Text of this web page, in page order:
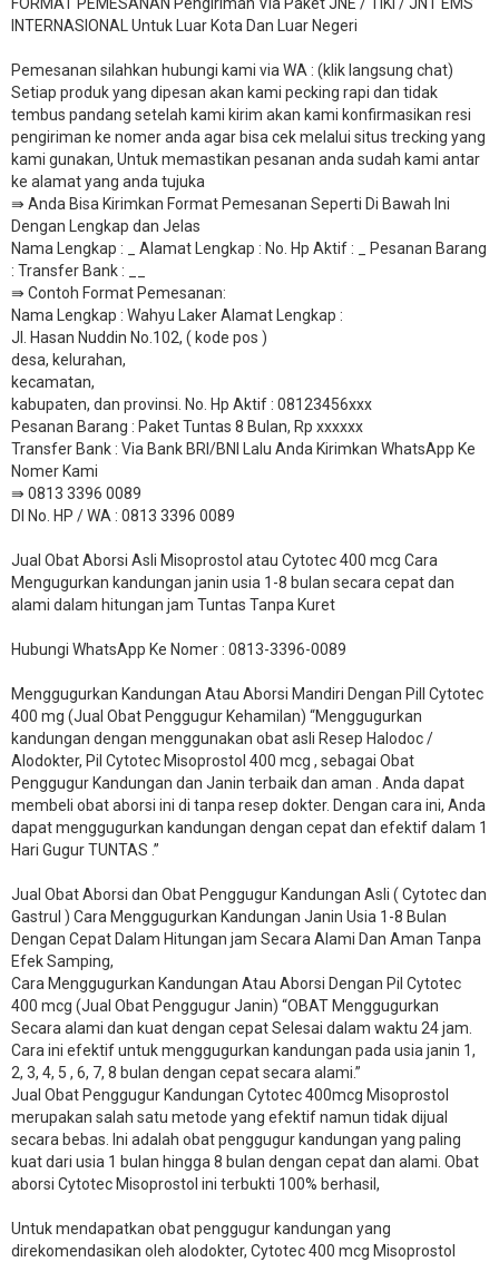
INTERNASIONAL Untuk Luar Kota Dan Luar Negeri
Pemesanan silahkan hubungi kami via WA : (klik langsung chat)
Setiap produk yang dipesan akan kami pecking rapi dan tidak
tembus pandang setelah kami kirim akan kami konfirmasikan resi
pengiriman ke nomer anda agar bisa cek melalui situs trecking yang
kami gunakan, Untuk memastikan pesanan anda sudah kami antar
ke alamat yang anda tujuka
⇛ Anda Bisa Kirimkan Format Pemesanan Seperti Di Bawah Ini
Dengan Lengkap dan Jelas
Nama Lengkap : _ Alamat Lengkap : No. Hp Aktif : _ Pesanan Barang
: Transfer Bank : __
​⇛ Contoh Format Pemesanan:
Nama Lengkap : Wahyu Laker Alamat Lengkap :
Jl. Hasan Nuddin No.102, ( kode pos )
desa, kelurahan,
kecamatan,
kabupaten, dan provinsi. No. Hp Aktif : 08123456xxx
Pesanan Barang : Paket Tuntas 8 Bulan, Rp xxxxxx
​Transfer Bank : Via Bank BRI/BNI Lalu Anda Kirimkan WhatsApp Ke
Nomer Kami
⇛ 0813 3396 0089
DI No. HP / WA : 0813 3396 0089
Jual Obat Aborsi Asli Misoprostol atau Cytotec 400 mcg Cara
Mengugurkan kandungan janin usia 1-8 bulan secara cepat dan
alami dalam hitungan jam Tuntas Tanpa Kuret
Hubungi WhatsApp Ke Nomer : 0813-3396-0089​
Menggugurkan Kandungan Atau Aborsi Mandiri Dengan Pill Cytotec
400 mg (Jual Obat Penggugur Kehamilan) “Menggugurkan
kandungan dengan menggunakan obat asli Resep Halodoc /
Alodokter, Pil Cytotec Misoprostol 400 mcg , sebagai Obat
Penggugur Kandungan dan Janin terbaik dan aman . Anda dapat
membeli obat aborsi ini di tanpa resep dokter. Dengan cara ini, Anda
dapat menggugurkan kandungan dengan cepat dan efektif dalam 1
Hari Gugur TUNTAS .”
Jual Obat Aborsi dan Obat Penggugur Kandungan Asli ( Cytotec dan
Gastrul ) Cara Menggugurkan Kandungan Janin Usia 1-8 Bulan
Dengan Cepat Dalam Hitungan jam Secara Alami Dan Aman Tanpa
Efek Samping,
Cara Menggugurkan Kandungan Atau Aborsi Dengan Pil Cytotec
400 mcg (Jual Obat Penggugur Janin) “OBAT Menggugurkan
Secara alami dan kuat dengan cepat Selesai dalam waktu 24 jam.
Cara ini efektif untuk menggugurkan kandungan pada usia janin 1,
2, 3, 4, 5 , 6, 7, 8 bulan dengan cepat secara alami.”
Jual Obat Penggugur Kandungan Cytotec 400mcg Misoprostol
merupakan salah satu metode yang efektif namun tidak dijual
secara bebas. Ini adalah obat penggugur kandungan yang paling
kuat dari usia 1 bulan hingga 8 bulan dengan cepat dan alami. Obat
aborsi Cytotec Misoprostol ini terbukti 100% berhasil,
Untuk mendapatkan obat penggugur kandungan yang
direkomendasikan oleh alodokter, Cytotec 400 mcg Misoprostol